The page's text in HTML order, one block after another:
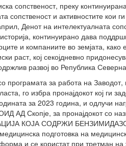
сопственост, преку
сопственост и активностите кои
Денот на интелектуалната
континуирано дава
и компаниите во земјата, како
раст, кој секојдневно
развој во Република
програмата за работа на Заводот,
го избра пронајдокот кој ги
за 2023 година, и одлучи
АД Скопје, за пронајдокот со
КОЈА СОДРЖИ
подготовка на
и се користат при третман на